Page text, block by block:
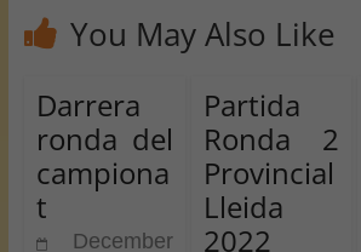
You May Also Like
Darrera
ronda del
campiona
t
December
Partida
Ronda 2
Provincial
Lleida
2022